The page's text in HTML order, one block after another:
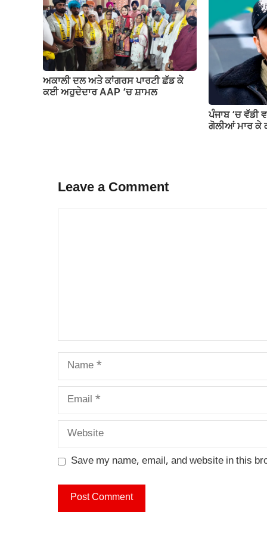
ਅਕਾਲੀ ਦਲ ਅਤੇ ਕਾਂਗਰਸ ਪਾਰਟੀ ਛੱਡ ਕੇ
ਕਈ ਅਹੁਦੇਦਾਰ AAP ‘ਚ ਸ਼ਾਮਲ
ਪੰਜਾਬ ‘ਚ ਵੱਡੀ
ਗੋਲੀਆਂ ਮਾਰ ਕੇ
Leave a Comment
Name
Email
Website
Save my name, email, and website in this